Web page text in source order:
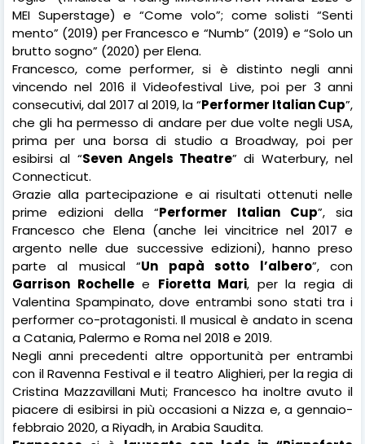
MEI Superstage) e “Come volo”; come solisti “Senti
mento” (2019) per Francesco e “Numb” (2019) e “Solo un
brutto sogno” (2020) per Elena.
Francesco, come performer, si è distinto negli anni
vincendo nel 2016 il Videofestival Live, poi per 3 anni
consecutivi, dal 2017 al 2019, la “Performer Italian Cup”,
che gli ha permesso di andare per due volte negli USA,
prima per una borsa di studio a Broadway, poi per
esibirsi al “Seven Angels Theatre” di Waterbury, nel
Connecticut.
Grazie alla partecipazione e ai risultati ottenuti nelle
prime edizioni della “Performer Italian Cup”, sia
Francesco che Elena (anche lei vincitrice nel 2017 e
argento nelle due successive edizioni), hanno preso
parte al musical “Un papà sotto l’albero”, con
Garrison Rochellee Fioretta Mari, per la regia di
Valentina Spampinato, dove entrambi sono stati tra i
performer co-protagonisti. Il musical è andato in scena
a Catania, Palermo e Roma nel 2018 e 2019.
Negli anni precedenti altre opportunità per entrambi
con il Ravenna Festival e il teatro Alighieri, per la regia di
Cristina Mazzavillani Muti; Francesco ha inoltre avuto il
piacere di esibirsi in più occasioni a Nizza e, a gennaio-
febbraio 2020, a Riyadh, in Arabia Saudita.